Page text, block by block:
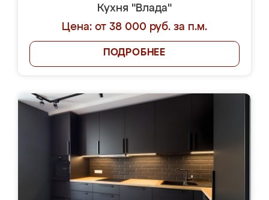
Кухня "Влада"
Цена: от 38 000 руб. за п.м.
ПОДРОБНЕЕ